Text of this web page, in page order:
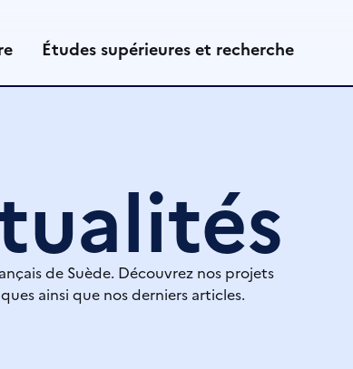
Études supérieures et recherche
de Suède. Découvrez nos projets
ainsi que nos derniers articles.